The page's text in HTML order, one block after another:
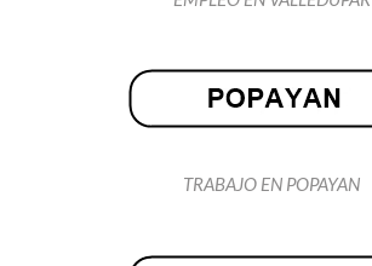
TRABAJO EN POPAYAN